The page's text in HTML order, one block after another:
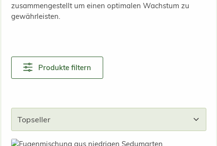
zusammengestellt um einen optimalen Wachstum zu
gewährleisten.
Produkte filtern